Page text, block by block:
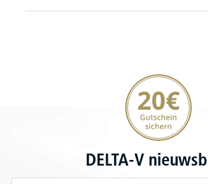
20€ korting verzekeren
DELTA-V